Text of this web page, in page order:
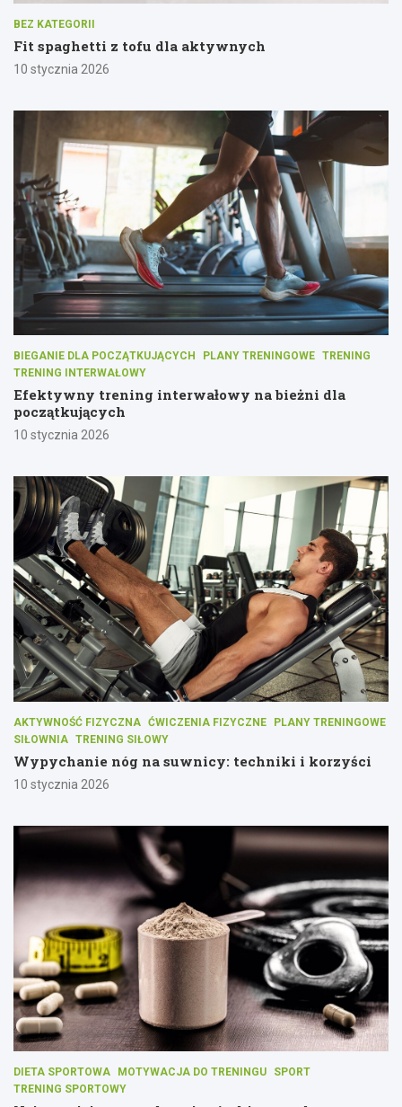
BEZ KATEGORII
Fit spaghetti z tofu dla aktywnych
10 stycznia 2026
BIEGANIE DLA POCZĄTKUJĄCYCH PLANY TRENINGOWE TRENING
TRENING INTERWAŁOWY
Efektywny trening interwałowy na bieżni dla
początkujących
10 stycznia 2026
AKTYWNOŚĆ FIZYCZNA ĆWICZENIA FIZYCZNE
PLANY TRENINGOWE
SIŁOWNIA TRENING SIŁOWY
Wypychanie nóg na suwnicy: techniki i korzyści
10 stycznia 2026
DIETA SPORTOWA MOTYWACJA DO TRENINGU
SPORT
TRENING SPORTOWY